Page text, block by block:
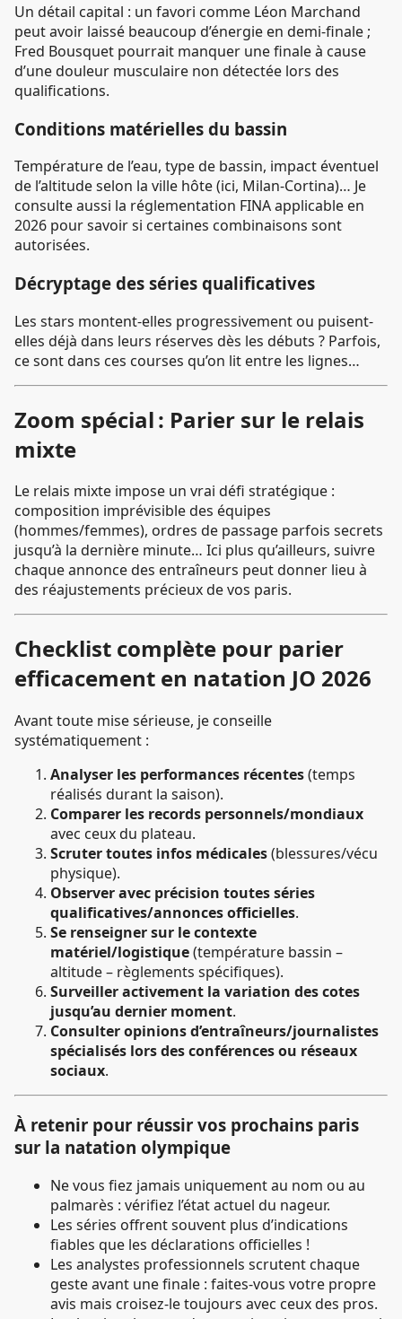
Un détail capital : un favori comme Léon Marchand
peut avoir laissé beaucoup d’énergie en demi-finale ;
Fred Bousquet pourrait manquer une finale à cause
d’une douleur musculaire non détectée lors des
qualifications.
Conditions matérielles du bassin
Température de l’eau, type de bassin, impact éventuel
de l’altitude selon la ville hôte (ici, Milan-Cortina)… Je
consulte aussi la réglementation FINA applicable en
2026 pour savoir si certaines combinaisons sont
autorisées.
Décryptage des séries qualificatives
Les stars montent-elles progressivement ou puisent-
elles déjà dans leurs réserves dès les débuts ? Parfois,
ce sont dans ces courses qu’on lit entre les lignes…
Zoom spécial : Parier sur le relais
mixte
Le relais mixte impose un vrai défi stratégique :
composition imprévisible des équipes
(hommes/femmes), ordres de passage parfois secrets
jusqu’à la dernière minute… Ici plus qu’ailleurs, suivre
chaque annonce des entraîneurs peut donner lieu à
des réajustements précieux de vos paris.
Checklist complète pour parier
efficacement en natation JO 2026
Avant toute mise sérieuse, je conseille
systématiquement :
Analyser les performances récentes(temps
réalisés durant la saison).
Comparer les records personnels/mondiaux
avec ceux du plateau.
Scruter toutes infos médicales(blessures/vécu
physique).
Observer avec précision toutes séries
qualificatives/annonces officielles.
Se renseigner sur le contexte
matériel/logistique(température bassin –
altitude – règlements spécifiques).
Surveiller activement la variation des cotes
jusqu’au dernier moment.
Consulter opinions d’entraîneurs/journalistes
spécialisés lors des conférences ou réseaux
sociaux.
À retenir pour réussir vos prochains paris
sur la natation olympique
Ne vous fiez jamais uniquement au nom ou au
palmarès : vérifiez l’état actuel du nageur.
Les séries offrent souvent plus d’indications
fiables que les déclarations officielles !
Les analystes professionnels scrutent chaque
geste avant une finale : faites-vous votre propre
avis mais croisez-le toujours avec ceux des pros.